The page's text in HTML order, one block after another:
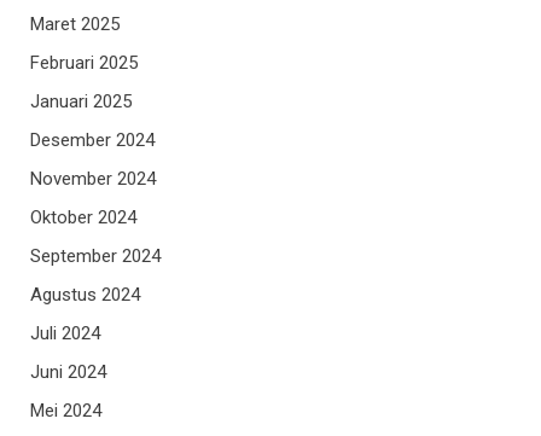
Maret 2025
Februari 2025
Januari 2025
Desember 2024
November 2024
Oktober 2024
September 2024
Agustus 2024
Juli 2024
Juni 2024
Mei 2024